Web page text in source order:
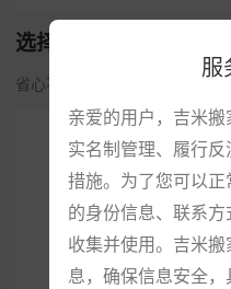
选择我们的理由
省心不贵·安全便捷·专业服务
专属顾问
打造一对一专属搬家顾
问，快速响应
服
亲爱的用户，吉米
实名制管理、履行
措施。为了您可以
的身份信息、联系
收集并使用。吉米
息，确保信息安全